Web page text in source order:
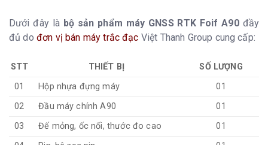
Dưới đây là bộ sản phẩm máy GNSS RTK Foif A90đầy
đủ do đơn vị bán máy trắc đạc Việt Thanh Group cung cấp:
STT THIẾT BỊ
SỐ LƯỢNG
01
Hộp nhựa đựng máy
01
02
Đầu máy chính A90
01
03
Đế mỏng, ốc nối, thước đo cao
01